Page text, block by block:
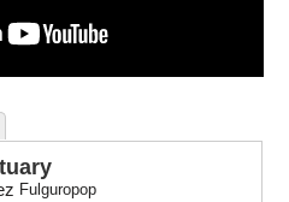
Fulguropop